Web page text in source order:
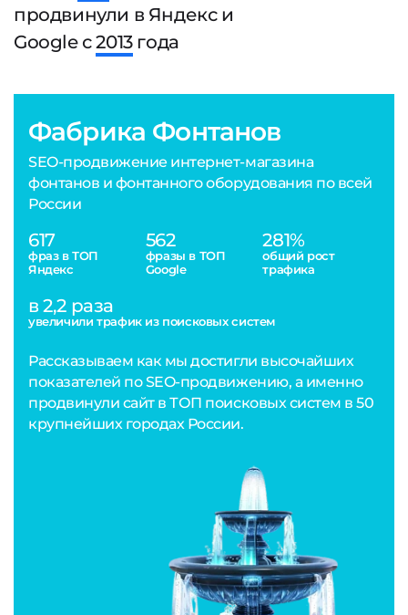
продвинули в Яндекс и
Google с2013года
Фабрика Фонтанов
SEO-продвижение интернет-магазина
фонтанов и фонтанного оборудования по всей
России
617
фраз в ТОП
Яндекс
562
фразы в ТОП
Google
281%
общий рост
трафика
в 2,2 раза
увеличили трафик из поисковых систем
Рассказываем как мы достигли высочайших
показателей по SEO-продвижению, а именно
продвинули сайт в ТОП поисковых систем в 50
крупнейших городах России.